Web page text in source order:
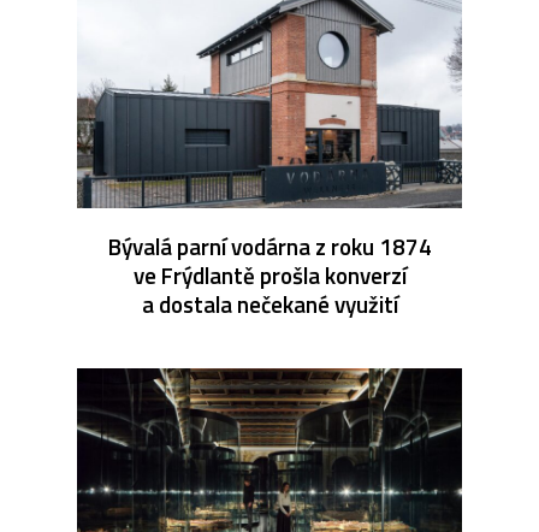
Bývalá parní vodárna z roku 1874
ve Frýdlantě prošla konverzí
a dostala nečekané využití